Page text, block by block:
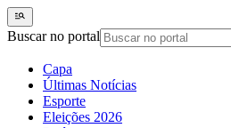
Buscar no portal
Capa
Últimas Notícias
Esporte
Eleições 2026